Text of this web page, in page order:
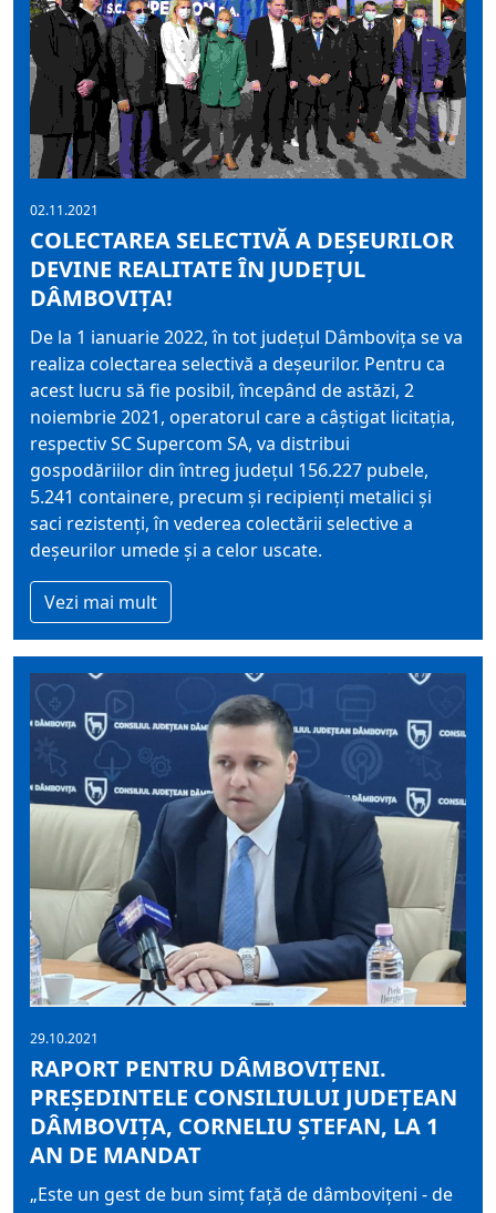
02.11.2021
COLECTAREA SELECTIVĂ A DEȘEURILOR
DEVINE REALITATE ÎN JUDEȚUL
DÂMBOVIȚA!
De la 1 ianuarie 2022, în tot județul Dâmbovița se va
realiza colectarea selectivă a deșeurilor. Pentru ca
acest lucru să fie posibil, începând de astăzi, 2
noiembrie 2021, operatorul care a câștigat licitația,
respectiv SC Supercom SA, va distribui
gospodăriilor din întreg județul 156.227 pubele,
5.241 containere, precum și recipienți metalici și
saci rezistenți, în vederea colectării selective a
deșeurilor umede și a celor uscate.
Vezi mai mult
29.10.2021
RAPORT PENTRU DÂMBOVIȚENI.
PREȘEDINTELE CONSILIULUI JUDEȚEAN
DÂMBOVIȚA, CORNELIU ȘTEFAN, LA 1
AN DE MANDAT
„Este un gest de bun simț față de dâmbovițeni - de